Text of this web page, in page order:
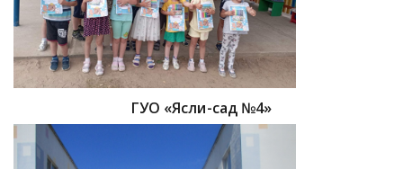
ГУО «Ясли-сад №4»